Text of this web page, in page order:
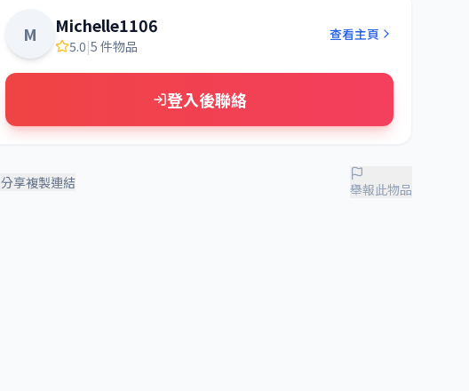
M Michelle1106
5.0|5 件物品
查看主頁
登入後聯絡
分享複製連結 舉報此物品